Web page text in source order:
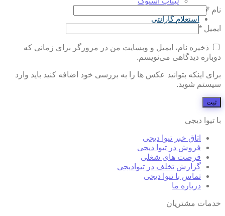
استعلام گارانتی
نام *
ایمیل *
ذخیره نام، ایمیل و وبسایت من در مرورگر برای زمانی که
دوباره دیدگاهی می‌نویسم.
برای اینکه بتوانید عکس ها را به بررسی خود اضافه کنید باید وارد
سیستم شوید.
با تیوا دیجی
اتاق خبر تیوا دیجی
فروش در تیوا دیجی
فرصت های شغلی
گزارش تخلف در تیوادیجی
تماس با تیوا دیجی
درباره ما
خدمات مشتریان